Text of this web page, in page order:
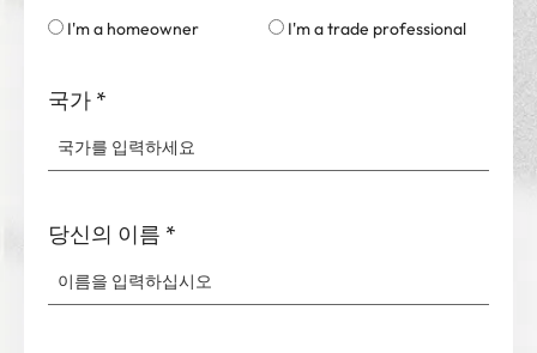
I'm a homeowner I'm a trade professional
국가 *
당신의 이름 *